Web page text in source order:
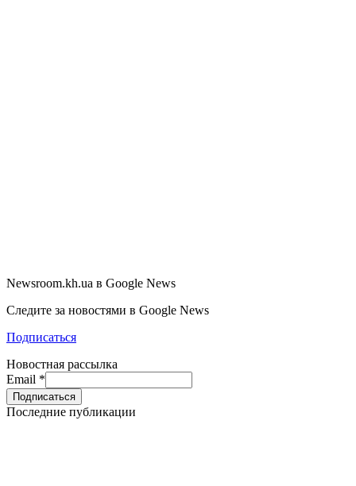
Newsroom.kh.ua в Google News
Следите за новостями в Google News
Подписаться
Новостная рассылка
Email *
Последние публикации